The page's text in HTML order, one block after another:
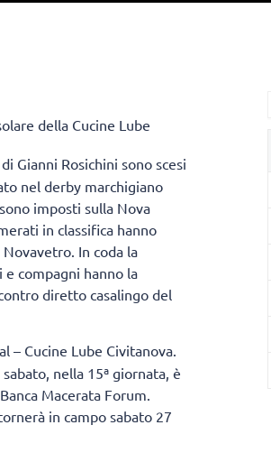
della Cucine Lube
Gianni Rosichini sono scesi
nel derby marchigiano
imposti sulla Nova
in classifica hanno
In coda la
compagni hanno la
diretto casalingo del
– Cucine Lube Civitanova.
nella 15ª giornata, è
Macerata Forum.
in campo sabato 27